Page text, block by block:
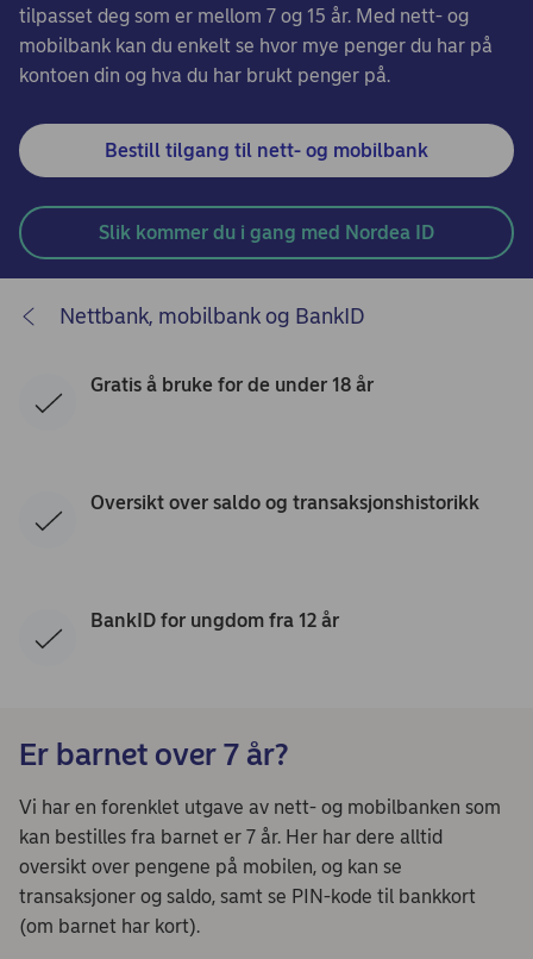
tilpasset deg som er mellom 7 og 15 år. Med nett- og
mobilbank kan du enkelt se hvor mye penger du har på
kontoen din og hva du har brukt penger på.
Bestill tilgang til nett- og mobilbank
Slik kommer du i gang med Nordea ID
Nettbank, mobilbank og BankID
Gratis å bruke for de under 18 år
Oversikt over saldo og transaksjonshistorikk
BankID for ungdom fra 12 år
Er barnet over 7 år?
Vi har en forenklet utgave av nett- og mobilbanken som
kan bestilles fra barnet er 7 år. Her har dere alltid
oversikt over pengene på mobilen, og kan se
transaksjoner og saldo, samt se PIN-kode til bankkort
(om barnet har kort).